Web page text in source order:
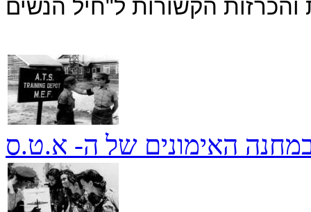
האימונים של ה- א.ט.ס